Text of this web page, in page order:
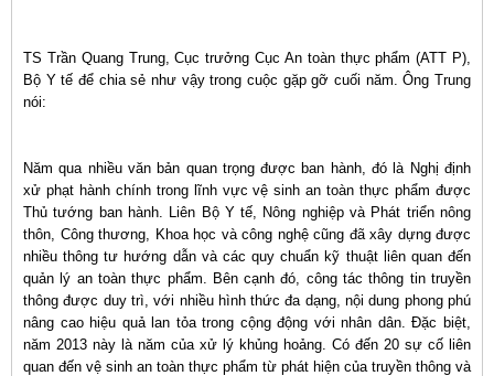
TS Trần Quang Trung, Cục trưởng Cục An toàn thực phẩm (ATT P),
Bộ Y tế để chia sẻ như vậy trong cuộc gặp gỡ cuối năm. Ông Trung
nói:
Năm qua nhiều văn bản quan trọng được ban hành, đó là Nghị định
xử phạt hành chính trong lĩnh vực vệ sinh an toàn thực phẩm được
Thủ tướng ban hành. Liên Bộ Y tế, Nông nghiệp và Phát triển nông
thôn, Công thương, Khoa học và công nghệ cũng đã xây dựng được
nhiều thông tư hướng dẫn và các quy chuẩn kỹ thuật liên quan đến
quản lý an toàn thực phẩm. Bên cạnh đó, công tác thông tin truyền
thông được duy trì, với nhiều hình thức đa dạng, nội dung phong phú
nâng cao hiệu quả lan tỏa trong cộng động với nhân dân. Đặc biệt,
năm 2013 này là năm của xử lý khủng hoảng. Có đến 20 sự cố liên
quan đến vệ sinh an toàn thực phẩm từ phát hiện của truyền thông và